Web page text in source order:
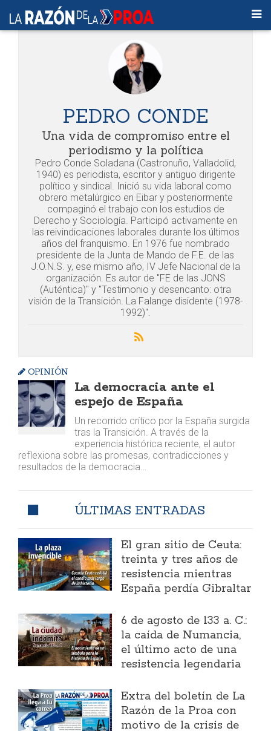
PEDRO CONDE
Una vida de compromiso entre el
periodismo y la política
Pedro Conde Soladana (Castronuño, Valladolid,
1940) es periodista, escritor y antiguo dirigente
político y sindical. Inició su vida laboral como
obrero metalúrgico en Eibar y posteriormente
compaginó el trabajo con los estudios de
Derecho y Sociología. Participó activamente en
las reivindicaciones laborales durante los últimos
años del franquismo. En 1976 fue nombrado
presidente de la Junta de Mando de F.E. de las
J.O.N.S. y, ese mismo año, IV Jefe Nacional de la
organización. Es autor de "FE de las JONS
(Auténtica)" y "Testimonio y desencanto: otra
visión de la Transición. La Falange disidente (1978-
1992)".
OPINIÓN
La democracia ante el
espejo de España
Un recorrido crítico por la España surgida
tras la Transición. A través de la
experiencia histórica reciente, el autor
reflexiona sobre las promesas, contradicciones y
resultados de la democracia…
ÚLTIMAS ENTRADAS
El gran sitio de Ceuta:
treinta y tres años de
resistencia mientras
España perdía Gibraltar
6 de agosto de 133 a. C.:
la caída de Numancia,
el último acto de una
resistencia legendaria
Extra del boletín de La
Razón de la Proa con
motivo de la crisis de